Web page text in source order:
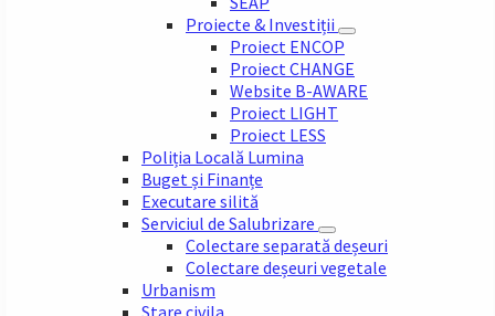
Proiecte & Investiții
Proiect ENCOP
Proiect CHANGE
Website B-AWARE
Proiect LIGHT
Proiect LESS
Poliția Locală Lumina
Buget și Finanțe
Executare silită
Serviciul de Salubrizare
Colectare separată deșeuri
Colectare deșeuri vegetale
Urbanism
Stare civila